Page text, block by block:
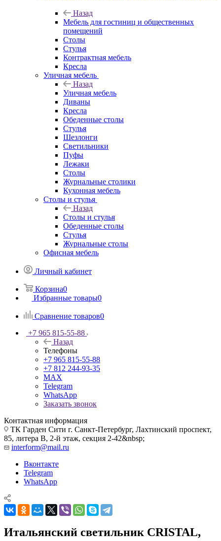
Назад
Мебель для гостиниц и общественных
помещений
Столы
Стулья
Контрактная мебель
Кресла
Уличная мебель
Назад
Уличная мебель
Диваны
Кресла
Обеденные столы
Стулья
Шезлонги
Светильники
Пуфы
Лежаки
Столы
Журнальные столики
Кухонная мебель
Столы и стулья
Назад
Столы и стулья
Обеденные столы
Стулья
Журнальные столы
Офисная мебель
Личный кабинет
Корзина0
Избранные товары0
Сравнение товаров0
+7 965 815-55-88
Назад
Телефоны
+7 965 815-55-88
+7 812 244-93-35
MAX
Telegram
WhatsApp
Заказать звонок
Контактная информация
ТК Гарден Сити г. Санкт-Петербург, Лахтинский проспект,
85, литера В, 2-й этаж, секция 2-42&nbsp;
interform@mail.ru
Вконтакте
Telegram
WhatsApp
Итальянский светильник CRISTAL,